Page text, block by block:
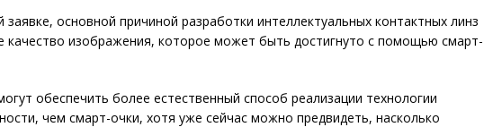
заявке, основной причиной разработки интеллектуальных контактных линз
качество изображения, которое может быть достигнуто с помощью смарт-
обеспечить более естественный способ реализации технологии
чем смарт-очки, хотя уже сейчас можно предвидеть, насколько